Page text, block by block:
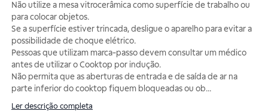
Não utilize a mesa vitrocerâmica como superfície de trabalho ou
para colocar objetos.
Se a superfície estiver trincada, desligue o aparelho para evitar a
possibilidade de choque elétrico.
Pessoas que utilizam marca-passo devem consultar um médico
antes de utilizar o Cooktop por indução.
Não permita que as aberturas de entrada e de saída de ar na
parte inferior do cooktop fiquem bloqueadas ou ob...
Ler descrição completa